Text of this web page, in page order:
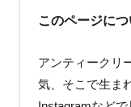
このページにつ
アンティークリ
気、そこで生ま